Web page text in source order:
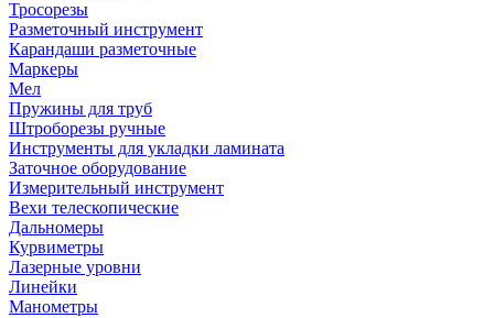
Тросорезы
Разметочный инструмент
Карандаши разметочные
Маркеры
Мел
Пружины для труб
Штроборезы ручные
Инструменты для укладки ламината
Заточное оборудование
Измерительный инструмент
Вехи телескопические
Дальномеры
Курвиметры
Лазерные уровни
Линейки
Манометры